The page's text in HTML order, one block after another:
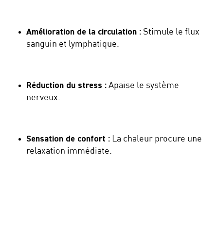
Amélioration de la circulation :Stimule le flux
sanguin et lymphatique.
Réduction du stress :Apaise le système
nerveux.
Sensation de confort :La chaleur procure une
relaxation immédiate.